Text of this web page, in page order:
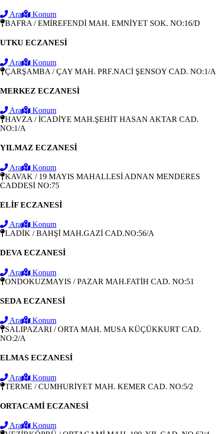
Ara
Konum
BAFRA / EMİREFENDİ MAH. EMNİYET SOK. NO:16/D
UTKU ECZANESİ
Ara
Konum
ÇARŞAMBA / ÇAY MAH. PRF.NACİ ŞENSOY CAD. NO:1/A
MERKEZ ECZANESİ
Ara
Konum
HAVZA / İCADİYE MAH.ŞEHİT HASAN AKTAR CAD.
NO:1/A
YILMAZ ECZANESİ
Ara
Konum
KAVAK / 19 MAYIS MAHALLESİ ADNAN MENDERES
CADDESİ NO:75
ELİF ECZANESİ
Ara
Konum
LADİK / BAHŞİ MAH.GAZİ CAD.NO:56/A
DEVA ECZANESİ
Ara
Konum
ONDOKUZMAYIS / PAZAR MAH.FATİH CAD. NO:51
SEDA ECZANESİ
Ara
Konum
SALIPAZARI / ORTA MAH. MUSA KÜÇÜKKURT CAD.
NO:2/A
ELMAS ECZANESİ
Ara
Konum
TERME / CUMHURİYET MAH. KEMER CAD. NO:5/2
ORTACAMİ ECZANESİ
Ara
Konum